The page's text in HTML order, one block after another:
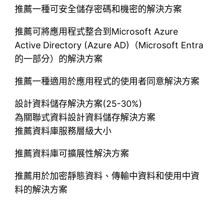
推薦一種可安全儲存密碼和機密的解決方案
推薦可將應用程式整合到Microsoft Azure
Active Directory (Azure AD)（Microsoft Entra
的一部分）的解決方案
推薦一種適用於應用程式的使用者同意解決方案
設計資料儲存解決方案(25-30%)
為關聯式資料設計資料儲存解決方案
推薦資料庫服務層級大小
推薦資料庫可擴展性解決方案
推薦用於加密靜態資料、傳輸中資料和使用中資
料的解決方案